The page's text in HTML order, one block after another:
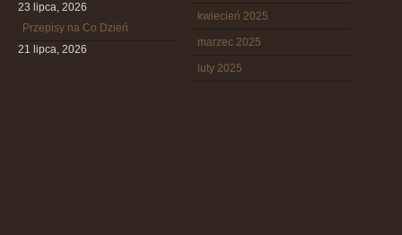
23 lipca, 2026
Przepisy na Co Dzień
21 lipca, 2026
kwiecień 2025
marzec 2025
luty 2025